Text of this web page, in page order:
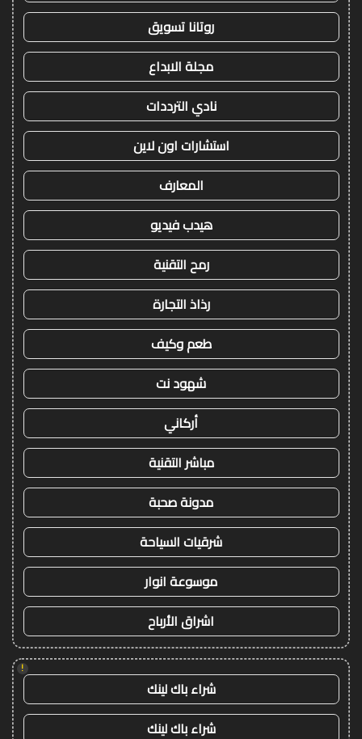
روتانا تسويق
مجلة الابداع
نادي الترددات
استشارات اون لاين
المعارف
هيدب فيديو
رمح التقنية
رذاذ التجارة
طعم وكيف
شهود نت
أركاني
مباشر التقنية
مدونة صحبة
شرقيات السياحة
موسوعة انوار
اشراق الأرباح
!
شراء باك لينك
شراء باك لينك